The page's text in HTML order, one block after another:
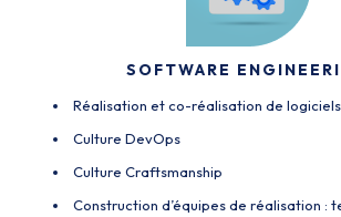
SOFTWARE
Réalisation et co-réalisation de logiciels
Culture DevOps
Culture Craftsmanship
Construction d’équipes de réalisation :